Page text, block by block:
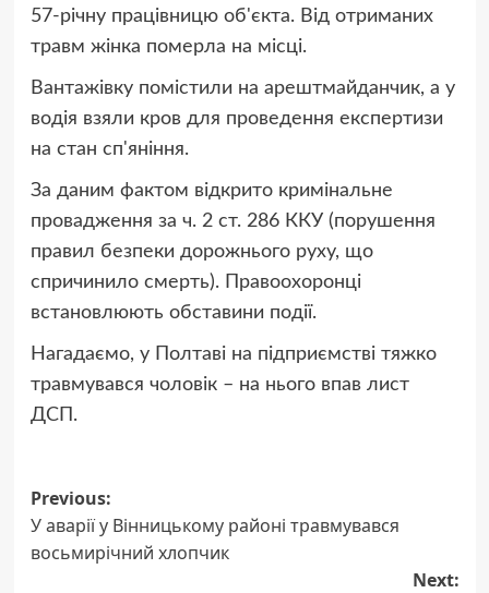
57-річну працівницю об'єкта. Від отриманих
травм жінка померла на місці.
Вантажівку помістили на арештмайданчик, а у
водія взяли кров для проведення експертизи
на стан сп'яніння.
За даним фактом відкрито кримінальне
провадження за ч. 2 ст. 286 ККУ (порушення
правил безпеки дорожнього руху, що
спричинило смерть). Правоохоронці
встановлюють обставини події.
Нагадаємо, у Полтаві на підприємстві тяжко
травмувався чоловік – на нього впав лист
ДСП.
Post
navigation
Previous:
У аварії у Вінницькому районі травмувався
восьмирічний хлопчик
Next: